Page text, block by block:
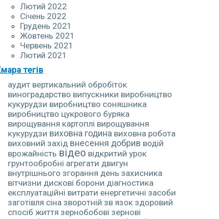
Лютий 2022
Січень 2022
Грудень 2021
Жовтень 2021
Червень 2021
Лютий 2021
тегів
аудит вертикальний обробіток
виноградарство випускники виробництво
кукурудзи виробництво соняшника
виробництво цукрового буряка
вирощування картоплі вирощування
кукурудзи виховна година виховна робота
виховний захід внесення добрив водій
врожайність відео відкритий урок
грунтообробні агрегати двигун
внутрішнього згорання день захисника
вітчизни дискові борони діагностика
експлуатаційні витрати енергетичні засоби
заготівля сіна зворотній зв язок здоровий
спосіб життя зернобобові зернові